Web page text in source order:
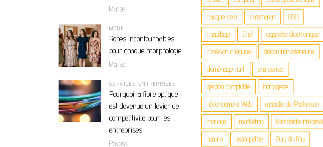
Marise
MODE
Robes incontournables
pour chaque morphologie
Marise
SERVICES ENTREPRISES
Pourquoi la fibre optique
est devenue un levier de
compétitivité pour les
entreprises
Povoski
casque velo catamaran CBD
chauffage Chef cigarette électronique
cohésion d'équipe décoration intérieure
déménagement entreprise
gestion comptable horlogerie
hébergement Web maladie de Parkinson
mariage marketing Microbiote intestinal
nature ostéopathe Puy du Fou